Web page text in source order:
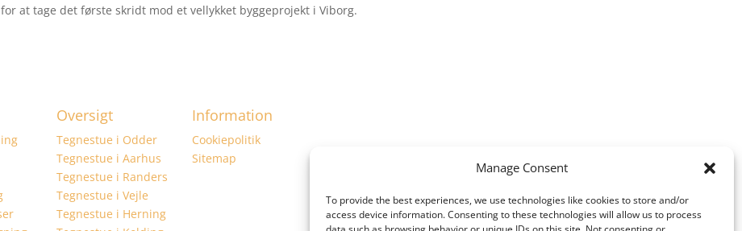
Manage Consent
To provide the best experiences, we use technologies like cookies to store and/or
access device information. Consenting to these technologies will allow us to process
at tage det første skridt mod et vellykket byggeprojekt i Viborg.
Oversigt
Tegnestue i Odder
Tegnestue i Aarhus
Tegnestue i Randers
Tegnestue i Vejle
Tegnestue i Herning
Information
Cookiepolitik
Sitemap